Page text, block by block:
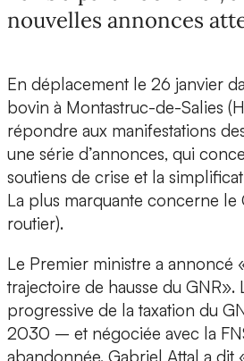
nouvelles annonces
En déplacement le 26 janvier
bovin à Montastruc-de-Salies
répondre aux manifestations
une série d’annonces, qui
soutiens de crise et la
La plus marquante concerne le
routier).
Le Premier ministre a annoncé
trajectoire de hausse du GNR».
progressive de la taxation du
2030 – et négociée avec la
abandonnée. Gabriel Attal a dit